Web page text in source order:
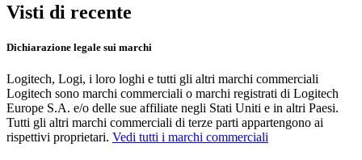
Visti di recente
Dichiarazione legale sui marchi
Logitech, Logi, i loro loghi e tutti gli altri marchi commerciali
Logitech sono marchi commerciali o marchi registrati di Logitech
Europe S.A. e/o delle sue affiliate negli Stati Uniti e in altri Paesi.
Tutti gli altri marchi commerciali di terze parti appartengono ai
rispettivi proprietari. Vedi tutti i marchi commerciali